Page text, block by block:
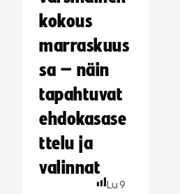
kokous
marraskuus
sa – näin
tapahtuvat
ehdokasase
ttelu ja
valinnat
Lu9